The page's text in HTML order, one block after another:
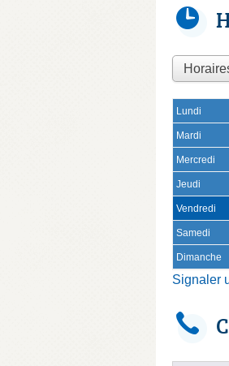
Lundi
Mardi
Mercredi
Jeudi
Vendredi
Samedi
Dimanche
Signaler